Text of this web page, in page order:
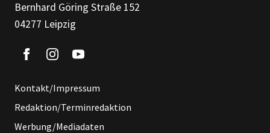
Bernhard Göring Straße 152
04277 Leipzig
Kontakt/Impressum
Redaktion/Terminredaktion
Werbung/Mediadaten